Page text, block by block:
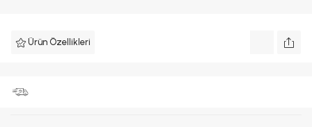
Ürün Özellikleri